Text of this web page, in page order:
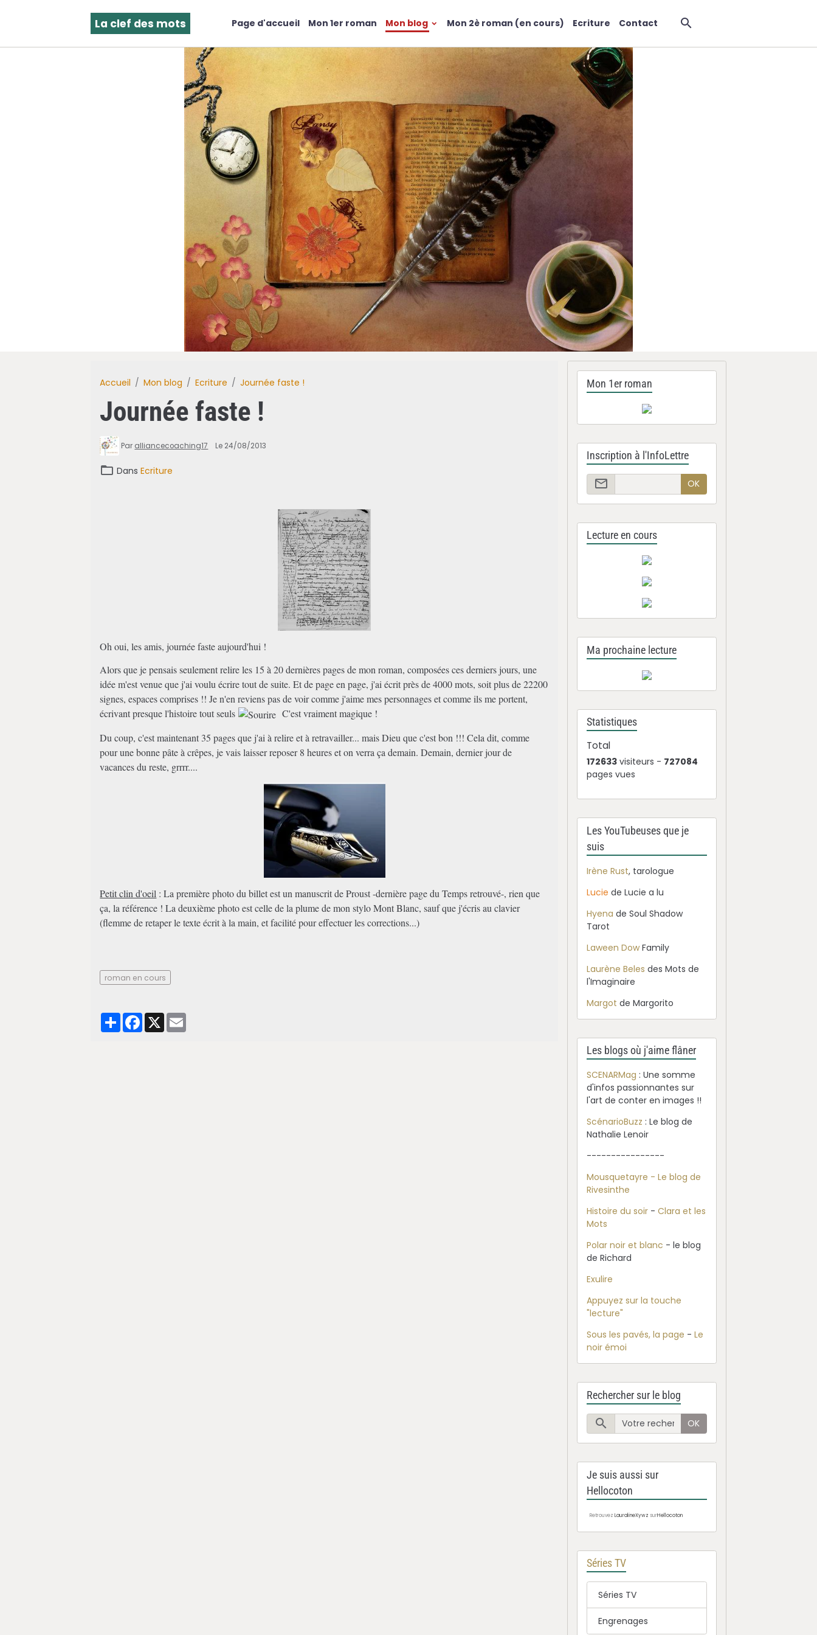
La clef des mots Page d'accueil Mon 1er roman Mon blog Mon 2è roman (en cours) Ecriture Contact
Accueil Mon blog Ecriture Journée faste !
Journée faste !
Par alliancecoaching17 Le 24/08/2013
DansEcriture
Oh oui, les amis, journée faste aujourd'hui !
Alors que je pensais seulement relire les 15 à 20 dernières pages de mon roman, composées ces derniers jours, une
idée m'est venue que j'ai voulu écrire tout de suite. Et de page en page, j'ai écrit près de 4000 mots, soit plus de 22200
signes, espaces comprises !! Je n'en reviens pas de voir comme j'aime mes personnages et comme ils me portent,
écrivant presque l'histoire tout seuls
C'est vraiment magique !
Du coup, c'est maintenant 35 pages que j'ai à relire et à retravailler... mais Dieu que c'est bon !!! Cela dit, comme
pour une bonne pâte à crêpes, je vais laisser reposer 8 heures et on verra ça demain. Demain, dernier jour de
vacances du reste, grrrr....
Petit clin d'oeil : La première photo du billet est un manuscrit de Proust -dernière page du Temps retrouvé-, rien que
ça, la référence ! La deuxième photo est celle de la plume de mon stylo Mont Blanc, sauf que j'écris au clavier
(flemme de retaper le texte écrit à la main, et facilité pour effectuer les corrections...)
roman en cours
PartagerFacebook
X
Mon 1er roman
Inscription à l'InfoLettre
OK
Lecture en cours
Ma prochaine lecture
Statistiques
Total
172633 visiteurs - 727084
pages vues
Les YouTubeuses que je
suis
Irène Rust, tarologue
Luciede Lucie a lu
Hyena de Soul Shadow
Tarot
Laween DowFamily
Laurène Beles des Mots de
l'Imaginaire
Margot de Margorito
Les blogs où j'aime flâner
SCENARMag : Une somme
d'infos passionnantes sur
l'art de conter en images !!
ScénarioBuzz : Le blog de
Nathalie Lenoir
----------------
Mousquetayre - Le blog de
Rivesinthe
Histoire du soir -Clara et les
Mots
Polar noir et blanc - le blog
de Richard
Exulire
Appuyez sur la touche
"lecture"
Sous les pavés, la page -Le
noir émoi
Rechercher sur le blog
OK
Je suis aussi sur
Hellocoton
RetrouvezLauralineXywz surHellocoton
Séries TV
Séries TV
Engrenages